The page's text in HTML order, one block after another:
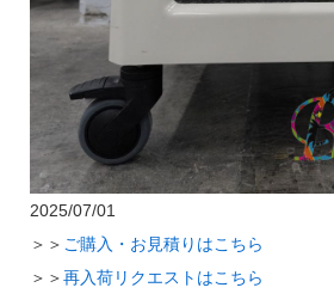
2025/07/01
＞＞ ご購入・お見積りはこちら
＞＞再入荷リクエストはこちら